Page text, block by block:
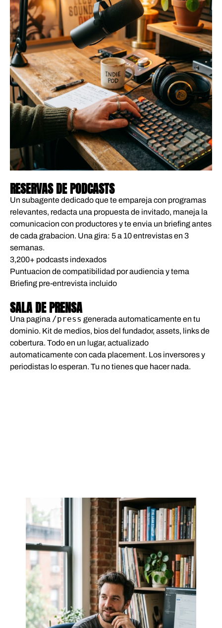
RESERVAS DE PODCASTS
Un subagente dedicado que te empareja con programas
relevantes, redacta una propuesta de invitado, maneja la
comunicacion con productores y te envia un briefing antes
de cada grabacion. Una gira: 5 a 10 entrevistas en 3
semanas.
3,200+ podcasts indexados
Puntuacion de compatibilidad por audiencia y tema
Briefing pre-entrevista incluido
SALA DE PRENSA
Una pagina /press generada automaticamente en tu
dominio. Kit de medios, bios del fundador, assets, links de
cobertura. Todo en un lugar, actualizado
automaticamente con cada placement. Los inversores y
periodistas lo esperan. Tu no tienes que hacer nada.